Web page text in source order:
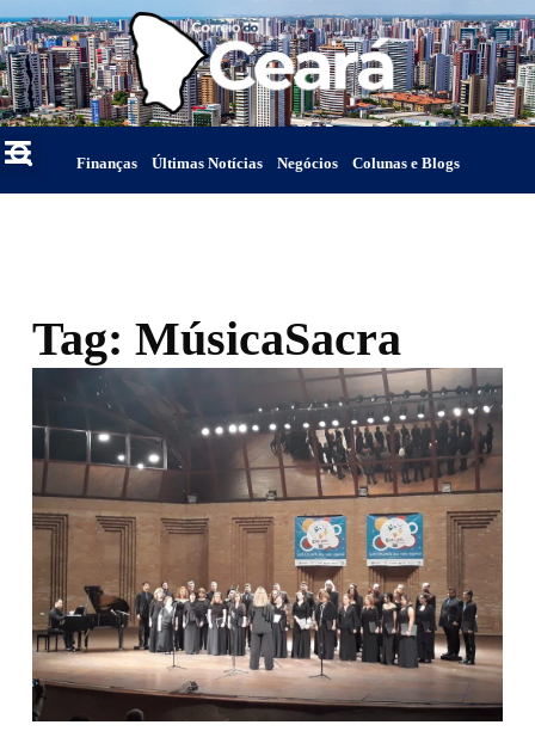
Finanças Últimas Notícias Negócios Colunas e Blogs
Tag: MúsicaSacra